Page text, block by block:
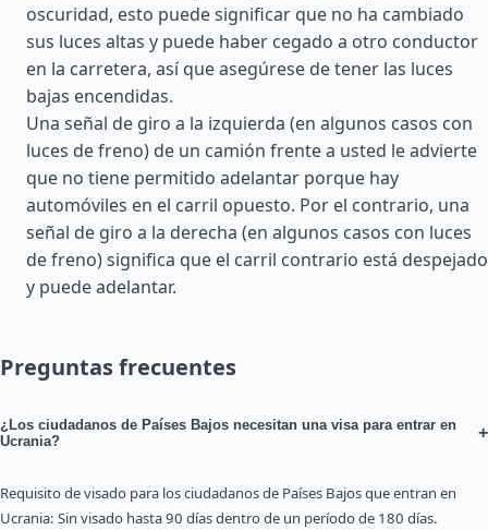
oscuridad, esto puede significar que no ha cambiado
sus luces altas y puede haber cegado a otro conductor
en la carretera, así que asegúrese de tener las luces
bajas encendidas.
Una señal de giro a la izquierda (en algunos casos con
luces de freno) de un camión frente a usted le advierte
que no tiene permitido adelantar porque hay
automóviles en el carril opuesto. Por el contrario, una
señal de giro a la derecha (en algunos casos con luces
de freno) significa que el carril contrario está despejado
y puede adelantar.
Preguntas frecuentes
¿Los ciudadanos de Países Bajos necesitan una visa para entrar en
Ucrania?
+
Requisito de visado para los ciudadanos de Países Bajos que entran en
Ucrania: Sin visado hasta 90 días dentro de un período de 180 días.